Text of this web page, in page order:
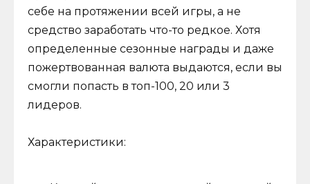
себе на протяжении всей игры, а не
средство заработать что-то редкое. Хотя
определенные сезонные награды и даже
пожертвованная валюта выдаются, если вы
смогли попасть в топ-100, 20 или 3
лидеров.
Характеристики: